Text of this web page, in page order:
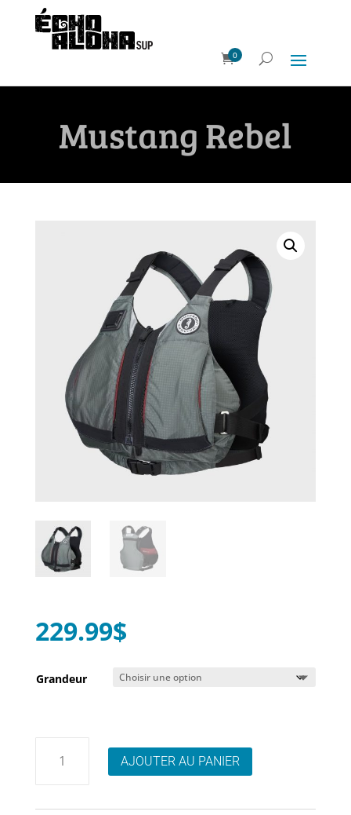
0
Mustang Rebel
229.99$
Grandeur
AJOUTER AU PANIER